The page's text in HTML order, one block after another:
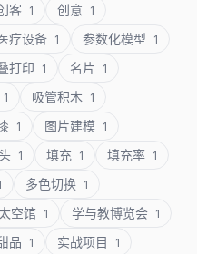
客 1 创意 1
疗设备 1 参数化模型 1
打印 1 名片 1
1 吸管积木 1
1 图片建模 1
1 填充 1 填充率 1
多色切换 1
太空馆 1 学与教博览会 1
品 1 实战项目 1